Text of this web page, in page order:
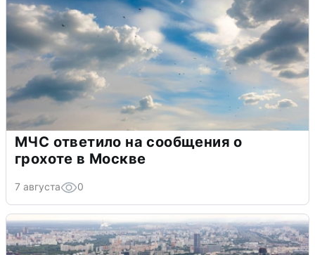
МЧС ответило на сообщения о
грохоте в Москве
7 августа 0